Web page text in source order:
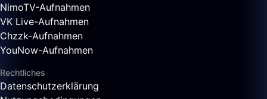
NimoTV-Aufnahmen
VK Live-Aufnahmen
Chzzk-Aufnahmen
YouNow-Aufnahmen
Rechtliches
Datenschutzerklärung